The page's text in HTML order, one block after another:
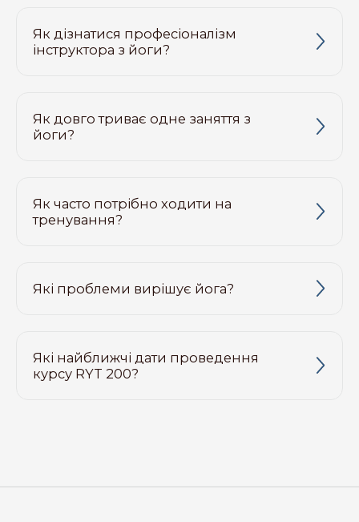
Як дізнатися професіоналізм
інструктора з йоги?
Як довго триває одне заняття з
йоги?
Як часто потрібно ходити на
тренування?
Які проблеми вирішує йога?
Які найближчі дати проведення
курсу RYT 200?